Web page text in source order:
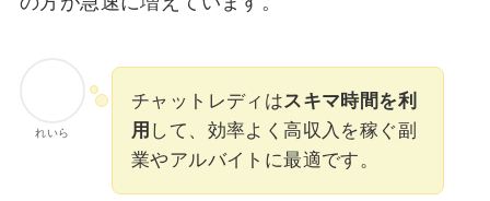
れいら
チャットレディはスキマ時間を利
用 して、効率よく高収入を稼ぐ副
業やアルバイトに最適です。